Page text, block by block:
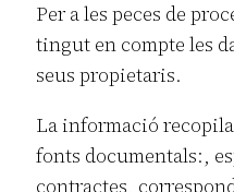
Per a les peces de
tingut en compte les
seus propietaris.
La informació
fonts documentals:,
contractes,